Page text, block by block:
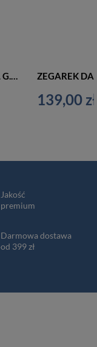
ZEGAREK DAMSKI NA PASKU CASUAL G. ROSSI - 11389A-6F3 (zg786f) + BOX
139,00 zł
Jakość
premium
Darmowa dostawa
od 399 zł